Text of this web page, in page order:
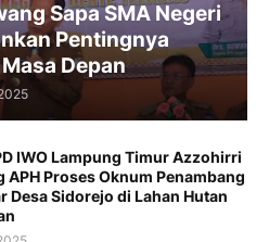
Sapa SMA Negeri
Pentingnya
Depan
IWO Lampung Timur Azzohirri
APH Proses Oknum Penambang
Desa Sidorejo di Lahan Hutan